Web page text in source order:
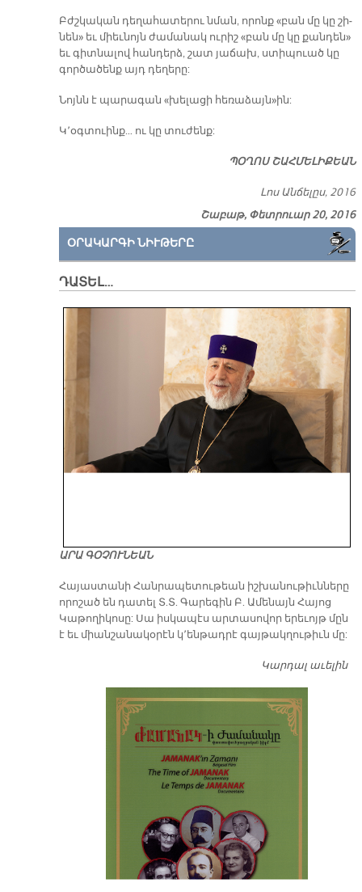
Բժշկա­կան դե­ղա­հա­տե­րու նման, ո­րոնք «բան մը կը շի­
նեն» եւ միեւ­նոյն ժա­մա­նակ ու­րիշ «բան մը կը քան­դեն»
եւ գիտ­նա­լով հան­դերձ, շատ յա­ճախ, ստի­պուած կը
գոր­ծա­ծենք այդ դե­ղե­րը:
Նոյնն է պա­րա­գան «խե­լա­ցի հե­ռա­ձայն»ին:
Կ՚օգ­տուինք… ու կը տու­ժենք:
ՊՕՂՈՍ ՇԱՀՄԵԼԻՔԵԱՆ
Լոս Անճելըս, 2016
Շաբաթ, Փետրուար 20, 2016
ՕՐԱԿԱՐԳԻ ՆԻՒԹԵՐԸ
ԴԱՏԵԼ…
ԱՐԱ ԳՕՉՈՒՆԵԱՆ
​Հայաստանի Հանրապետութեան իշխանութիւնները
որոշած են դատել Տ.Տ. Գարեգին Բ. Ամենայն Հայոց
Կաթողիկոսը: Սա իսկապէս արտասովոր երեւոյթ մըն
է եւ միանշանակօրէն կ՚ենթադրէ գայթակղութիւն մը:
Կարդալ աւելին